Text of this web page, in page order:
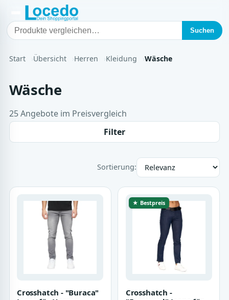
Suchen
Start Übersicht Herren Kleidung Wäsche
Wäsche
25 Angebote im Preisvergleich
Filter
Sortierung:
Crosshatch - "Buraca"
★ Bestpreis
Crosshatch -